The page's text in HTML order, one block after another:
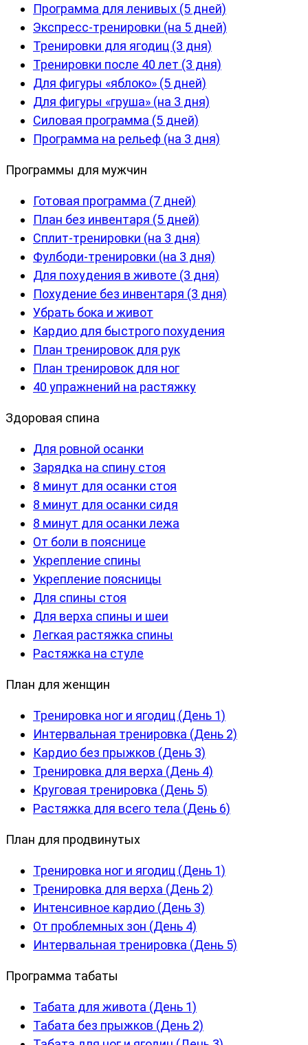
Программа для ленивых (5 дней)
Экспресс-тренировки (на 5 дней)
Тренировки для ягодиц (3 дня)
Тренировки после 40 лет (3 дня)
Для фигуры «яблоко» (5 дней)
Для фигуры «груша» (на 3 дня)
Силовая программа (5 дней)
Программа на рельеф (на 3 дня)
Программы для мужчин
Готовая программа (7 дней)
План без инвентаря (5 дней)
Сплит-тренировки (на 3 дня)
Фулбоди-тренировки (на 3 дня)
Для похудения в животе (3 дня)
Похудение без инвентаря (3 дня)
Убрать бока и живот
Кардио для быстрого похудения
План тренировок для рук
План тренировок для ног
40 упражнений на растяжку
Здоровая спина
Для ровной осанки
Зарядка на спину стоя
8 минут для осанки стоя
8 минут для осанки сидя
8 минут для осанки лежа
От боли в пояснице
Укрепление спины
Укрепление поясницы
Для спины стоя
Для верха спины и шеи
Легкая растяжка спины
Растяжка на стуле
План для женщин
Тренировка ног и ягодиц (День 1)
Интервальная тренировка (День 2)
Кардио без прыжков (День 3)
Тренировка для верха (День 4)
Круговая тренировка (День 5)
Растяжка для всего тела (День 6)
План для продвинутых
Тренировка ног и ягодиц (День 1)
Тренировка для верха (День 2)
Интенсивное кардио (День 3)
От проблемных зон (День 4)
Интервальная тренировка (День 5)
Программа табаты
Табата для живота (День 1)
Табата без прыжков (День 2)